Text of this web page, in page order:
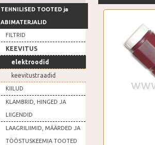
TEHNILISED TOOTED ja
ABIMATERJALID
FILTRID
KEEVITUS
elektroodid
keevitustraadid
KIILUD
KLAMBRID, HINGED JA
LIIGENDID
LAAGRILIIMID, MÄÄRDED JA
TÖÖSTUSKEEMIA TOOTED